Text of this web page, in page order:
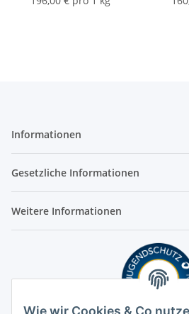
Informationen
Gesetzliche Informationen
Weitere Informationen